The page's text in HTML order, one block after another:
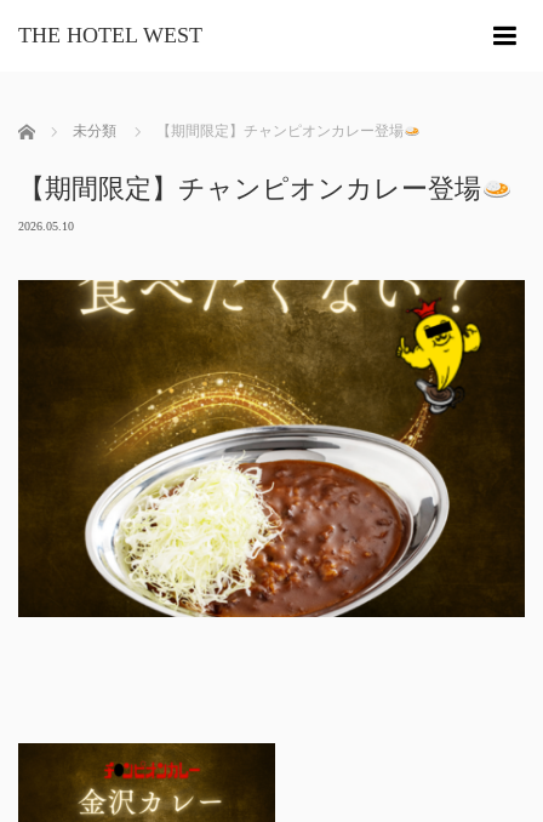
THE HOTEL WEST
ホーム 未分類 【期間限定】チャンピオンカレー登場
【期間限定】チャンピオンカレー登場
2026.05.10